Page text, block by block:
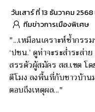
วันเสาร์ ที่ 13 ธันวาคม 2568
ทีมข่าวการเมืองพิเศษ
"...เหมือนเคราะห์ซ้ำกรร
‘ปชน.’ ดูท่าจะระส่ำระส่า
สรรตัวผู้สมัคร สส.เขต โ
ตีโมง ลงพื้นที่กับชาวบ้าน
ตอบถึงเหตุผล..."